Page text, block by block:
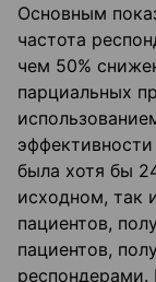
Основным
частота
чем 50%
парциальных
была хотя бы
исходном, так
пациентов,
пациентов,
респондерами.